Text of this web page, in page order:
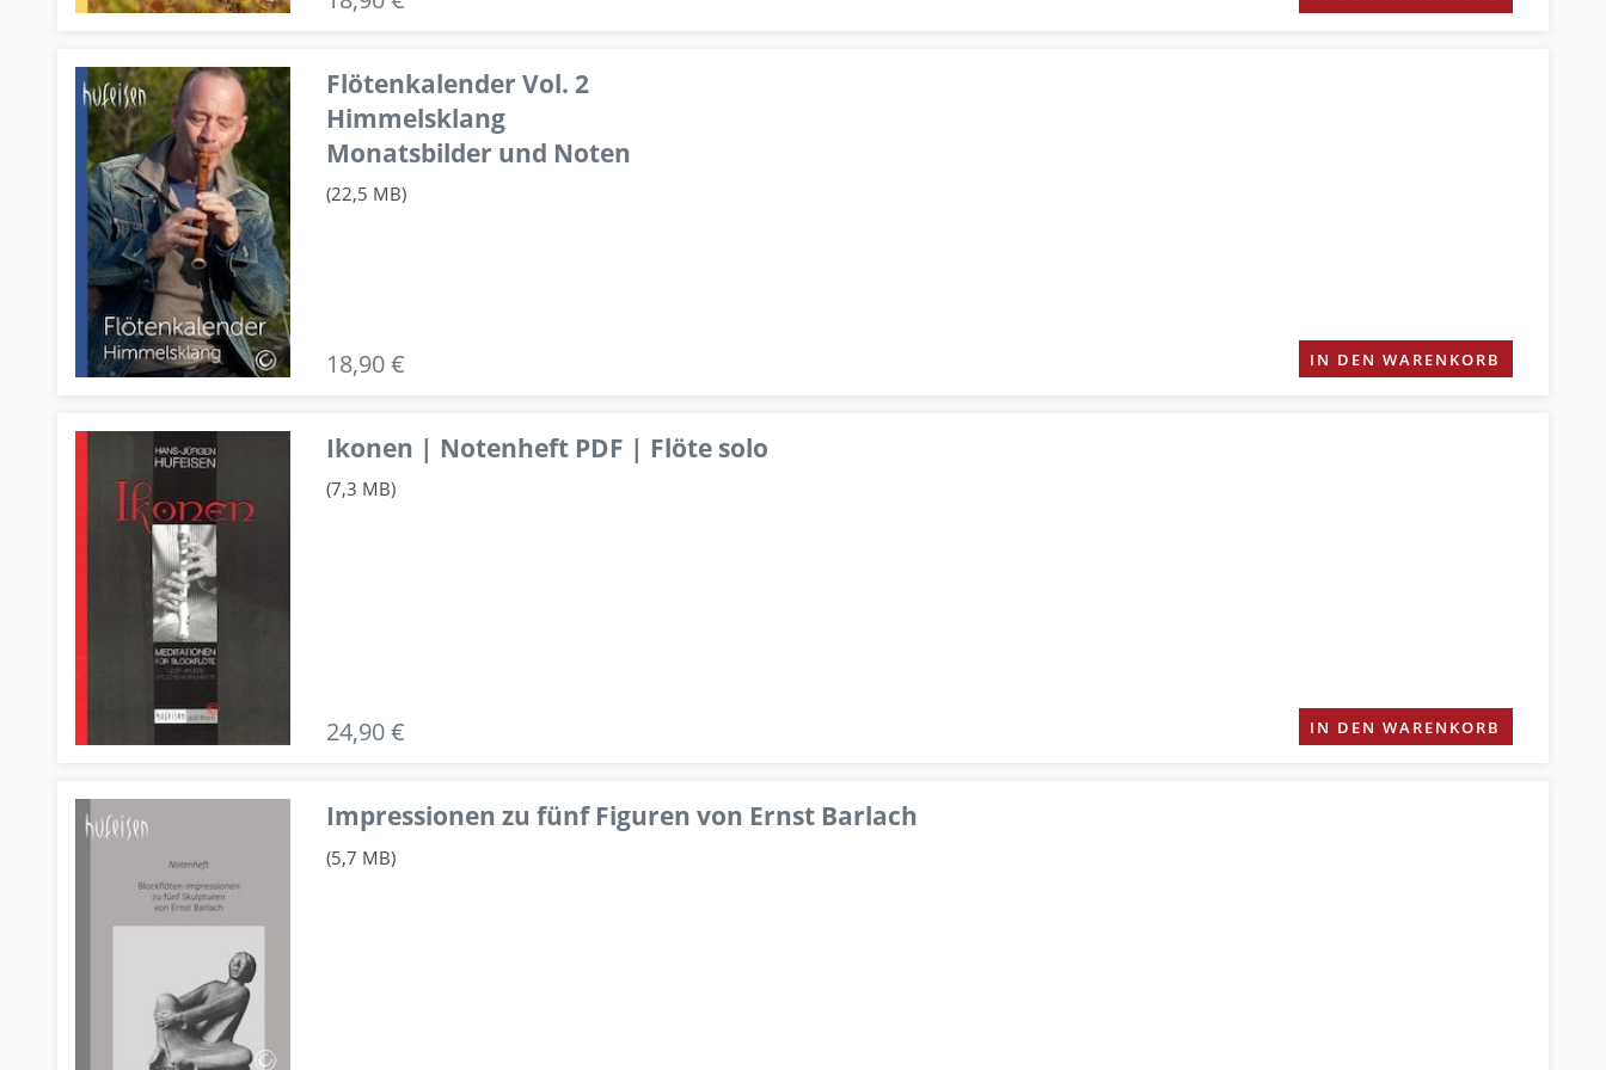
Flötenkalender Vol. 2
Himmelsklang
Monatsbilder und Noten
(22,5 MB)
18,90 € IN DEN WARENKORB
Ikonen | Notenheft PDF | Flöte solo
(7,3 MB)
24,90 € IN DEN WARENKORB
Impressionen zu fünf Figuren von Ernst Barlach
(5,7 MB)